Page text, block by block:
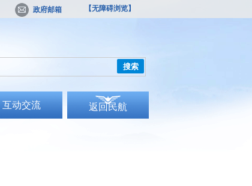
政府邮箱 【无障碍浏览】
搜索
互动交流 返回民航